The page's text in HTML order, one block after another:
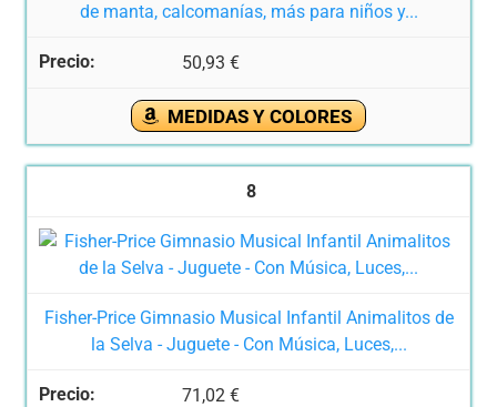
de manta, calcomanías, más para niños y...
50,93 €
MEDIDAS Y COLORES
8
Fisher-Price Gimnasio Musical Infantil Animalitos de
la Selva - Juguete - Con Música, Luces,...
71,02 €